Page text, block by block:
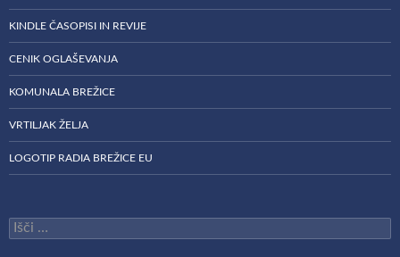
KINDLE ČASOPISI IN REVIJE
CENIK OGLAŠEVANJA
KOMUNALA BREŽICE
VRTILJAK ŽELJA
LOGOTIP RADIA BREŽICE EU
Išči: